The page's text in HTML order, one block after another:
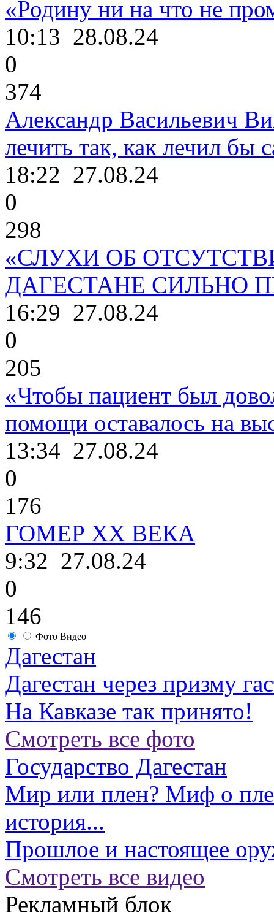
«Родину ни на что не
10:13 28.08.24
0
374
Александр Васильевич
лечить так, как лечил бы
18:22 27.08.24
0
298
«СЛУХИ ОБ
ДАГЕСТАНЕ СИЛЬНО
16:29 27.08.24
0
205
«Чтобы пациент был
помощи оставалось на
13:34 27.08.24
0
176
ГОМЕР ХХ ВЕКА
9:32 27.08.24
0
146
Фото Видео
Дагестан
Дагестан через призму
На Кавказе так принято!
Смотреть все фото
Государство Дагестан
Мир или плен? Миф о
история...
Прошлое и настоящее
Смотреть все видео
Рекламный блок